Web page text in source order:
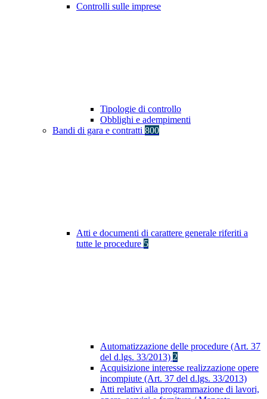
Controlli sulle imprese
Tipologie di controllo
Obblighi e adempimenti
Bandi di gara e contratti 800
Atti e documenti di carattere generale riferiti a
tutte le procedure 5
Automatizzazione delle procedure (Art. 37
del d.lgs. 33/2013) 2
Acquisizione interesse realizzazione opere
incompiute (Art. 37 del d.lgs. 33/2013)
Atti relativi alla programmazione di lavori,